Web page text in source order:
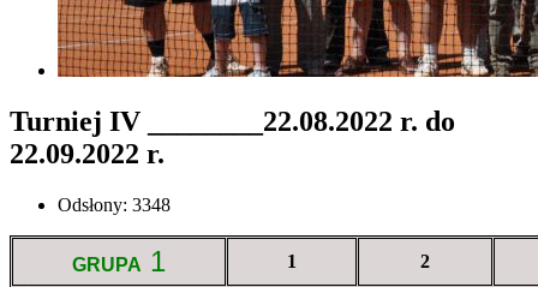
Turniej IV ________22.08.2022 r. do
22.09.2022 r.
Odsłony: 3348
GRUPA 1 1 2